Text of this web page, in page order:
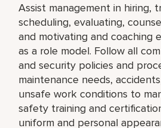
Assist management in hiring,
scheduling, evaluating,
and motivating and coaching
as a role model. Follow all
and security policies and
maintenance needs,
unsafe work conditions to
safety training and
uniform and personal